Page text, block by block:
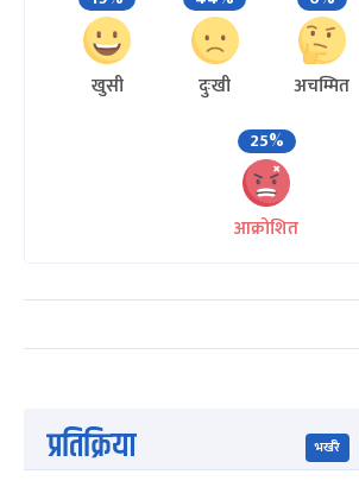
खुसी दुःखी अचम्मित
25%
आक्रोशित
प्रतिक्रिया भर्खरै